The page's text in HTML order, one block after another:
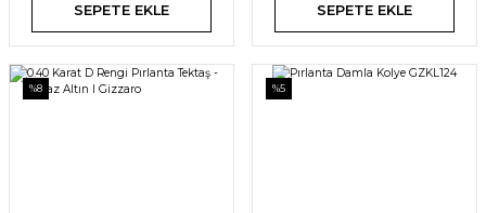
SEPETE EKLE SEPETE EKLE
%8 %5